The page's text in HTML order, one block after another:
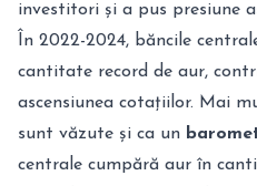
investitori și a pus presiune
În 2022-2024, băncile
cantitate record de aur,
ascensiunea cotațiilor. Mai
sunt văzute și ca un
centrale cumpără aur în